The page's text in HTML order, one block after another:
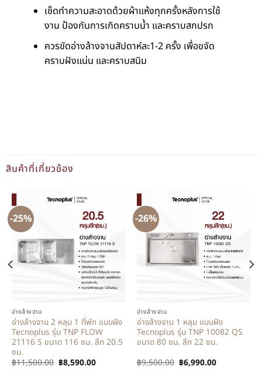
เช็ดทำความสะอาดด้วยผ้าแห้งทุกครั้งหลังการใช้
งาน ป้องกันการเกิดคราบน้ำ และคราบสกปรก
ควรขัดอ่างล้างจานสัปดาห์ละ1-2 ครั้ง เพื่อขจัด
คราบฝังแน่น และคราบสนิม
สินค้าที่เกี่ยวข้อง
-25%
อ่างล้างจาน
อ่างล้างจาน 2 หลุม 1 ที่พัก แบบฝัง
Tecnoplus รุ่น TNP FLOW
21116 S ขนาด 116 ซม. ลึก 20.5
ซม.
฿11,500.00 ฿8,590.00
-26%
อ่างล้างจาน
อ่างล้างจาน 1 หลุม แบบฝัง
Tecnoplus รุ่น TNP 10082 QS
ขนาด 80 ซม. ลึก 22 ซม.
฿9,500.00 ฿6,990.00